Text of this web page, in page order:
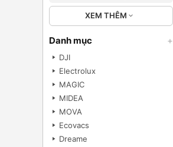
XEM THÊM
Danh mục +
DJI
Electrolux
MAGIC
MIDEA
MOVA
Ecovacs
Dreame